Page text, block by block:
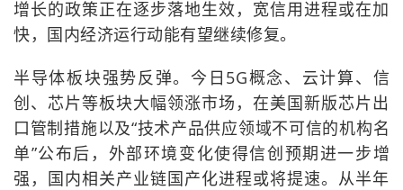
增长的政策正在逐步落地生效，宽信用进程或在加
快，国内经济运行动能有望继续修复。
半导体板块强势反弹。今日5G概念、云计算、信
创、芯片等板块大幅领涨市场，在美国新版芯片出
口管制措施以及“技术产品供应领域不可信的机构名
单”公布后，外部环境变化使得信创预期进一步增
强，国内相关产业链国产化进程或将提速。从半年